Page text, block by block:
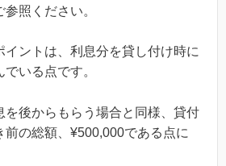
照ください。
ントは、 利息分を貸し付け時に
いる点です。
を後からもらう場合と同様、貸付
前の総額、¥500,000である点に